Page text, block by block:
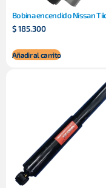
Bobina encendido Nissan
$185.300
Añadir al carrito